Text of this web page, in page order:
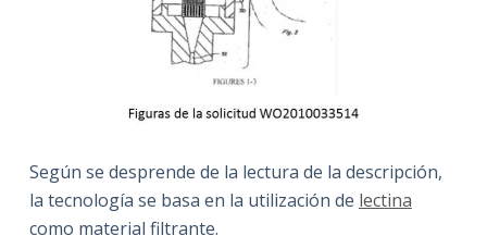
Según se desprende de la lectura de la descripción,
la tecnología se basa en la utilización de lectina
como material filtrante.